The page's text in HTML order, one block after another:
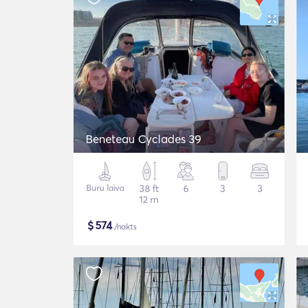
Beneteau Cyclades 39
Buru laiva
38 ft
12 m
6 3 3
$574/nakts